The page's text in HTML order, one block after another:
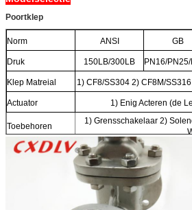
Poortklep
Norm ANSI GB
Druk 150LB/300LB PN16/
Klep Matreial 1) CF8/SS304 2) CF8M/
Actuator 1) Enig Acteren (de
Toebehoren
1) Grensschakelaar 2)